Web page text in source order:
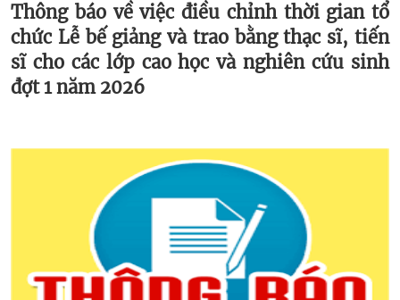
Thông báo về việc điều chỉnh thời gian tổ
chức Lễ bế giảng và trao bằng thạc sĩ, tiến
sĩ cho các lớp cao học và nghiên cứu sinh
đợt 1 năm 2026